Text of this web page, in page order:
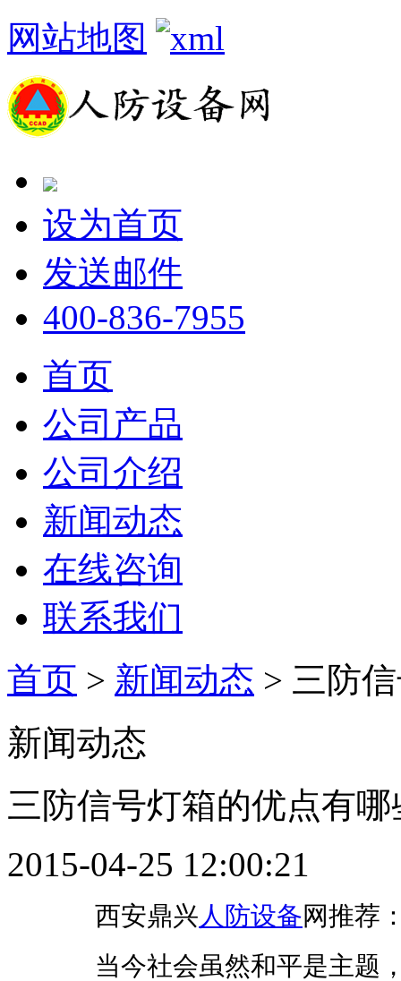
网站地图
设为首页
发送邮件
400-836-7955
首页
公司产品
公司介绍
新闻动态
在线咨询
联系我们
首页 > 新闻动态 > 三防
新闻动态
三防信号灯箱的优点有哪
2015-04-25 12:00:21
西安鼎兴 人防设备网推荐
当今社会虽然和平是主题，